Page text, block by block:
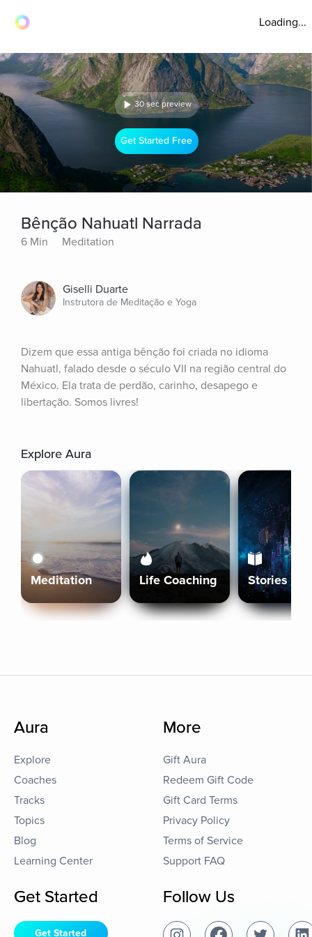
Loading...
30 sec preview
Get Started Free
Bênção Nahuatl Narrada
6 Min Meditation
Giselli Duarte
Instrutora de Meditação e Yoga
Dizem que essa antiga bênção foi criada no idioma
Nahuatl, falado desde o século VII na região central do
México. Ela trata de perdão, carinho, desapego e
libertação. Somos livres!
Explore Aura
Meditation Life Coaching Stories
Aura
Explore
Coaches
Tracks
Topics
Blog
Learning Center
More
Gift Aura
Redeem Gift Code
Gift Card Terms
Privacy Policy
Terms of Service
Support FAQ
Get Started
Get Started
Follow Us